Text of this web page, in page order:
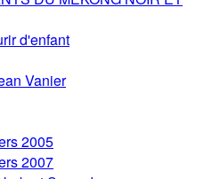
d'enfant
Vanier
2005
2007